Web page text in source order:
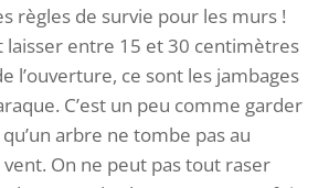
règles de survie pour les murs !
laisser entre 15 et 30 centimètres
l’ouverture, ce sont les jambages
C’est un peu comme garder
arbre ne tombe pas au
On ne peut pas tout raser